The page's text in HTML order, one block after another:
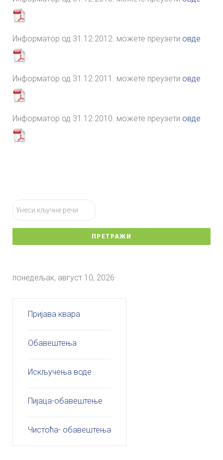
Информатор од 31.12.2012. можете преузети овде
Информатор од 31.12.2011. можете преузети овде
Информатор од 31.12.2010. можете преузети овде
тражи...
ПРЕТРАЖИ
понедељак, август 10, 2026
Пријава квара
Обавештења
Искључења воде
Пијаца-обавештење
Чистоћа- обавештења